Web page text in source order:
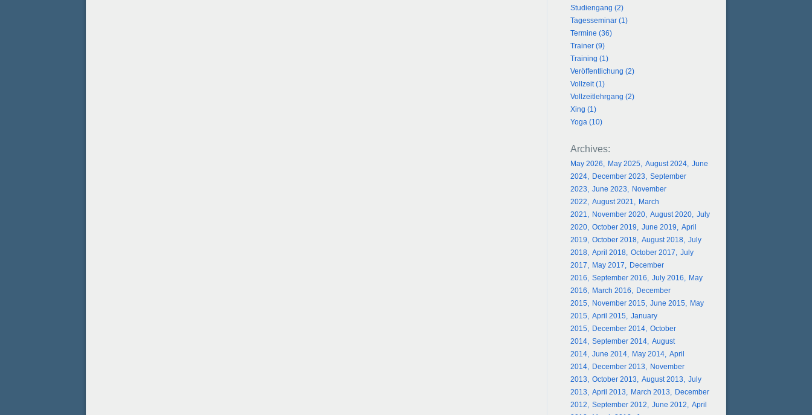
Studiengang (2)
Tagesseminar (1)
Termine (36)
Trainer (9)
Training (1)
Veröffentlichung (2)
Vollzeit (1)
Vollzeitlehrgang (2)
Xing (1)
Yoga (10)
May 2026 May 2025 August 2024 June
2024
December 2023
September
2023
June 2023
November
2022
August 2021
March
2021
November 2020 August 2020 July
2020 October 2019 June 2019
April
2019
October 2018 August 2018 July
2018 April 2018 October 2017
July
2017
May 2017
December
2016
September 2016 July 2016
May
2016
March 2016
December
2015
November 2015 June 2015
May
2015 April 2015 January
2015
December 2014 October
2014 September 2014 August
2014 June 2014 May 2014 April
2014
December 2013
November
2013
October 2013 August 2013
July
2013
April 2013 March 2013
December
2012
September 2012 June 2012
April